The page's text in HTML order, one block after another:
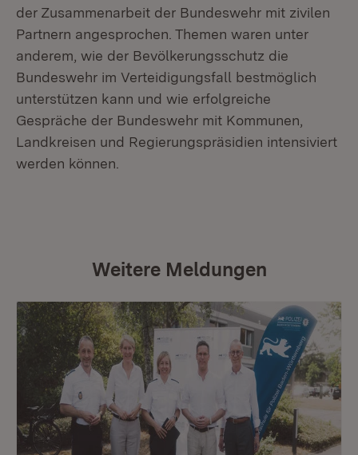
der Zusammenarbeit der Bundeswehr mit zivilen
Partnern angesprochen. Themen waren unter
anderem, wie der Bevölkerungsschutz die
Bundeswehr im Verteidigungsfall bestmöglich
unterstützen kann und wie erfolgreiche
Gespräche der Bundeswehr mit Kommunen,
Landkreisen und Regierungspräsidien intensiviert
werden können.
Weitere Meldungen